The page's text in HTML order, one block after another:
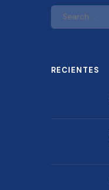
RECIENTES